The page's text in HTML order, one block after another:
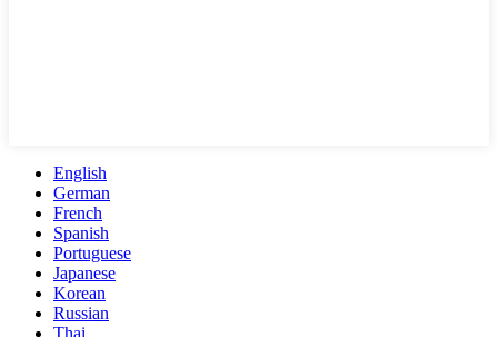
English
German
French
Spanish
Portuguese
Japanese
Korean
Russian
Thai